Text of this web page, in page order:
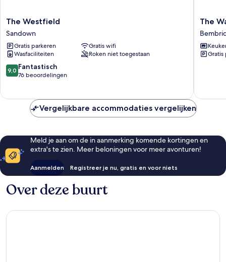
The
Westfield
Sandown
The Westfield
Sandown
Gratis parkeren
Gratis wifi
Wasfaciliteiten
Roken niet toegestaan
9.0
van
76
beoordelingen
9,0 Fantastisch
76 beoordelingen
The
Wash
House
The
Gratis
Vergelijkbare accommodaties vergelijken
Meld je aan om de in aanmerking komende kortingen en
extra's te zien. Meer beloningen voor meer avonturen!
Aanmelden Registreer je nu, gratis en voor niets
Over deze buurt